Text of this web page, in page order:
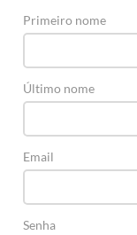
Primeiro nome
Último nome
Email
Senha